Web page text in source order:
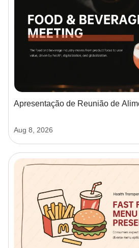
Apresentação de Reunião de
Aug 8, 2026